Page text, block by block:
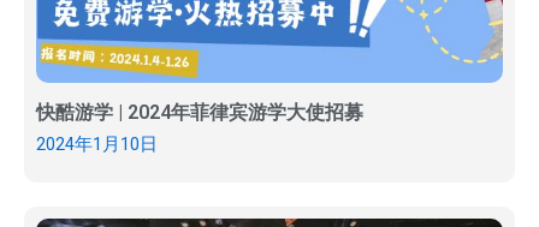
快酷游学 | 2024年菲律宾游学大使招募
2024年1月10日